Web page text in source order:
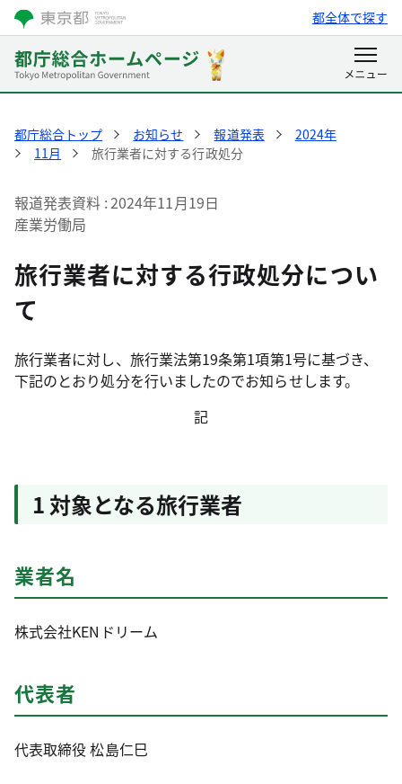
都全体で探す
都庁総合トップ お知らせ 報道発表
2024年
11月
旅行業者に対する行政処分
報道発表資料 2024年11月19日
産業労働局
旅行業者に対する行政処分につい
て
旅行業者に対し、旅行業法第19条第1項第1号に基づき、
下記のとおり処分を行いましたのでお知らせします。
記
1 対象となる旅行業者
業者名
株式会社KENドリーム
代表者
代表取締役 松島仁巳